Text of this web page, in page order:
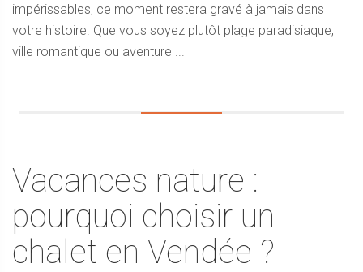
impérissables, ce moment restera gravé à jamais dans
votre histoire. Que vous soyez plutôt plage paradisiaque,
ville romantique ou aventure ...
Vacances nature :
pourquoi choisir un
chalet en Vendée ?